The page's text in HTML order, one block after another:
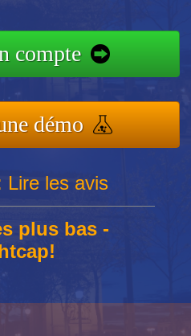
compte
démo
Lire les avis
plus bas -